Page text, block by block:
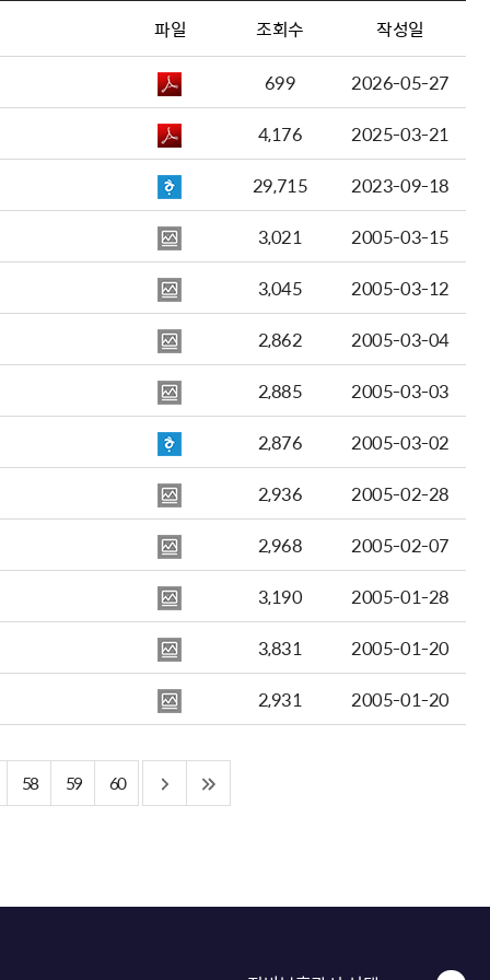
파일 조회수 작성일
699
2026-05-27
4,176
2025-03-21
29,715
2023-09-18
3,021
2005-03-15
3,045
2005-03-12
2,862
2005-03-04
2,885
2005-03-03
2,876
2005-03-02
2,936
2005-02-28
2,968
2005-02-07
3,190
2005-01-28
3,831
2005-01-20
2,931
2005-01-20
58 59 60